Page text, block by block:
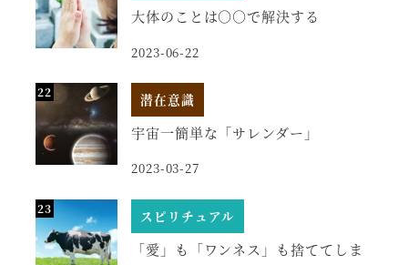
大体のことは○○で解決する
2023-06-22
潜在意識
宇宙一簡単な「サレンダー」
2023-03-27
スピリチュアル
「愛」も「ワンネス」も捨ててしま